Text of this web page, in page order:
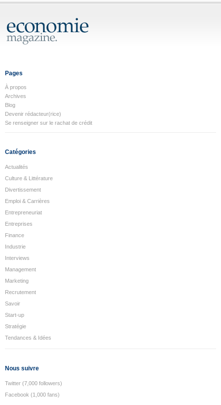
Pages
À propos
Archives
Blog
Devenir rédacteur(rice)
Se renseigner sur le rachat de crédit
Catégories
Actualités
Culture & Littérature
Divertissement
Emploi & Carrières
Entrepreneuriat
Entreprises
Finance
Industrie
Interviews
Management
Marketing
Recrutement
Savoir
Start-up
Stratégie
Tendances & Idées
Nous suivre
Twitter (7,000 followers)
Facebook (1,000 fans)